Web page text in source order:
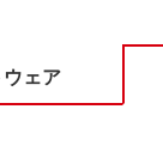
ェア